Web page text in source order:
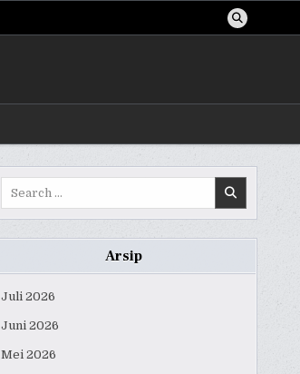
Arsip
Juli 2026
Juni 2026
Mei 2026